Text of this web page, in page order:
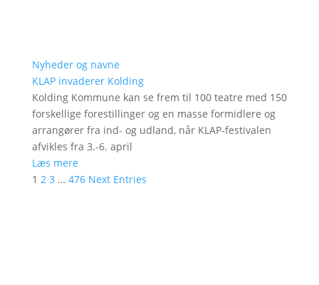
Nyheder og navne
KLAP invaderer Kolding
Kolding Kommune kan se frem til 100 teatre med 150
forskellige forestillinger og en masse formidlere og
arrangører fra ind- og udland, når KLAP-festivalen
afvikles fra 3.-6. april
Læs mere
1 2 3 … 476 Next Entries